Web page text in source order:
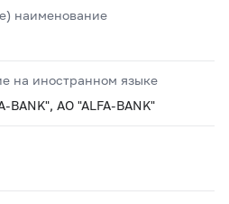
наименование
на иностранном языке
AO "ALFA-BANK"